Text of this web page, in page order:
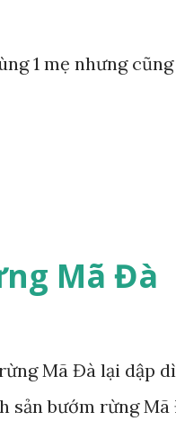
1 mẹ nhưng
Mã Đà
Mã Đà lại dập
sản bướm rừng